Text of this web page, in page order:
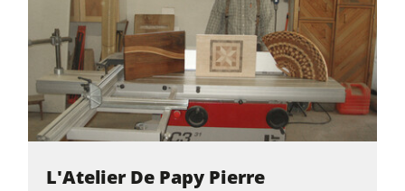
L'Atelier De Papy Pierre